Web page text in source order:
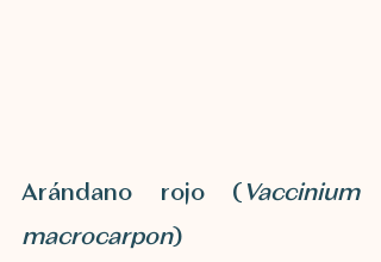
Arándano rojo ( Vaccinium
macrocarpon)